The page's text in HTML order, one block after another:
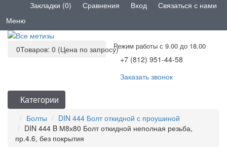
Закладки (0) Сравнения Вход
Связаться с нами
Меню
Режим работы с 9.00 до 18.00
+7 (812) 951-44-58
Заказать звонок
0Товаров: 0 (Цена по запросу)
Категории
Болты
DIN 444 Болт откидной с проушиной
DIN 444 B М8х80 Болт откидной неполная резьба,
пр.4.6, без покрытия